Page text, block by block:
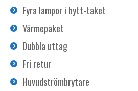
Fyra lampor i hytt-taket
Värmepaket
Dubbla uttag
Fri retur
Huvudströmbrytare